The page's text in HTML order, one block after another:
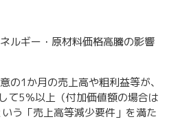
ルギー・原材料価格高騰の影響
1か月の売上高や粗利益等が、
て5％以上（付加価値額の場合は
う「売上高等減少要件」を満た